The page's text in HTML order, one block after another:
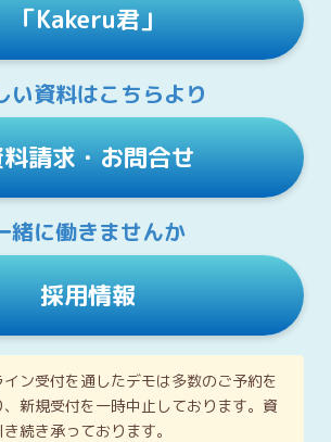
「Kakeru君」
い資料はこちらより
請求・お問合せ
緒に働きませんか
採用情報
ン受付を通したデモは多数のご予約を
新規受付を一時中止しております。資
続き承っております。